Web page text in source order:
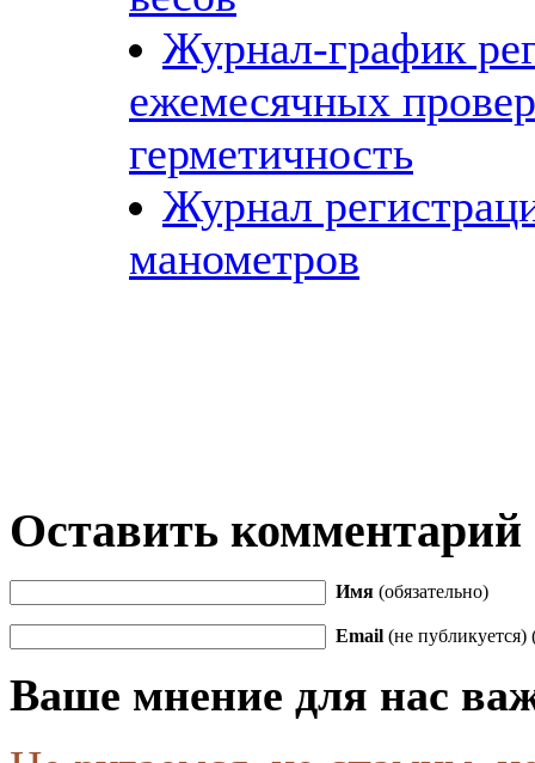
Журнал-график
ежемесячных
герметичность
Журнал
манометров
Оставить комментарий
Имя (обязательно)
Email (не публикуется)
Ваше мнение для нас